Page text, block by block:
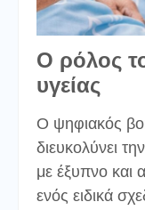
Ο ρόλος
υγείας
Ο ψηφιακός
διευκολύνει
με έξυπνο και
ενός ειδικά